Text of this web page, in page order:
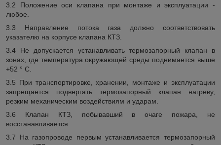
3.2 Положение оси клапана при монтаже и эксплуатации -
любое.
3.3 Направление потока газа должно соответствовать
указателю на корпусе клапана КТЗ.
3.4 Не допускается устанавливать термозапорный клапан в
зонах, где температура окружающей среды поднимается выше
+52 ° С.
3.5 При транспортировке, хранении, монтаже и эксплуатации
запрещается подвергать термозапорный клапан нагреву,
резким механическим воздействиям и ударам.
3.6 Клапан КТЗ, побывавший в очаге пожара, не
восстанавливается.
3.7 На газопроводе первым устанавливается термозапорный